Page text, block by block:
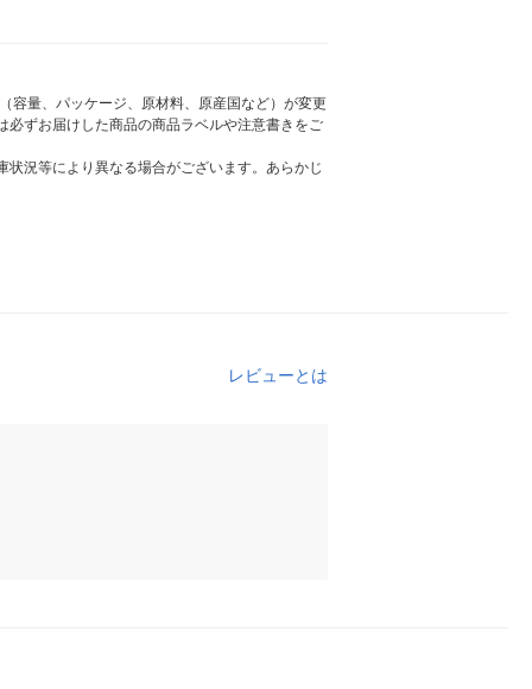
容量、パッケージ、原材料、原産国など）が変更
ずお届けした商品の商品ラベルや注意書きをご
況等により異なる場合がございます。あらかじ
レビューとは